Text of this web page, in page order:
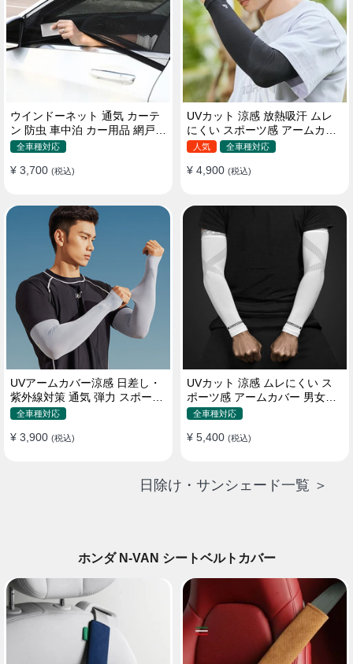
ウインドーネット 通気 カーテ
ン 防虫 車中泊 カー用品 網戸
取付簡単
全車種対応
¥ 3,700 (税込)
UVカット 涼感 放熱吸汗 ムレ
にくい スポーツ感 アームカバ
ー 男女汎用
人気 全車種対応
¥ 4,900 (税込)
UVアームカバー涼感 日差し・
紫外線対策 通気 弾力 スポーツ
感 メンズ
全車種対応
¥ 3,900 (税込)
UVカット 涼感 ムレにくい ス
ポーツ感 アームカバー 男女汎
用 xs-xxl
全車種対応
¥ 5,400 (税込)
日除け・サンシェード一覧 ＞
ホンダ N-VAN シートベルトカバー